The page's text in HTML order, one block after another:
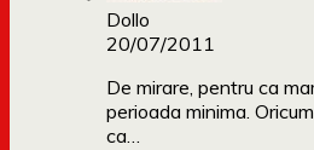
Dollo
20/07/2011
De mirare, pentru ca
perioada minima.
ca…